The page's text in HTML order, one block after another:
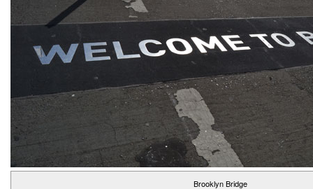
Brooklyn Bridge